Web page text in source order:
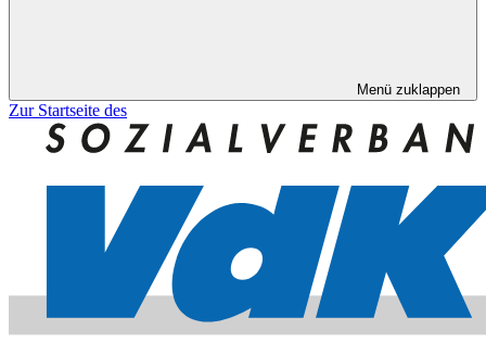
Menü zuklappen
Zur Startseite des